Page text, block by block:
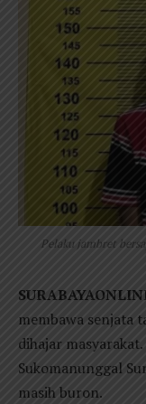
Pelaku jambret
membawa senjata
dihajar
Sukomanunggal
masih buron.